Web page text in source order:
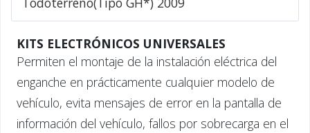
KITS ELECTRÓNICOS UNIVERSALES
Permiten el montaje de la instalación eléctrica del
enganche en prácticamente cualquier modelo de
vehículo, evita mensajes de error en la pantalla de
información del vehículo, fallos por sobrecarga en el